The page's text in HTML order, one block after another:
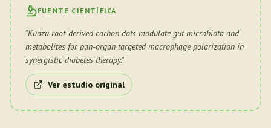
FUENTE CIENTÍFICA
"Kudzu root-derived carbon dots modulate gut microbiota and
metabolites for pan-organ targeted macrophage polarization in
synergistic diabetes therapy."
Ver estudio original